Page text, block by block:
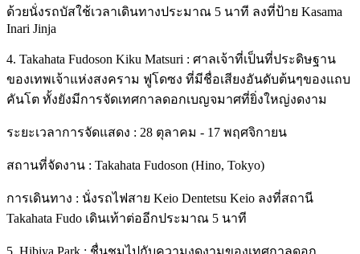
ด้วยนั่งรถบัสใช้เวลาเดินทางประมาณ 5 นาที ลงที่ป้าย Kasama
Inari Jinja
4. Takahata Fudoson Kiku Matsuri : ศาลเจ้าที่เป็นที่ประดิษฐาน
ของเทพเจ้าแห่งสงคราม ฟูโดซง ที่มีชื่อเสียงอันดับต้นๆของแถบ
คันโต ทั้งยังมีการจัดเทศกาลดอกเบญจมาศที่ยิ่งใหญ่งดงาม
ระยะเวลาการจัดแสดง : 28 ตุลาคม - 17 พฤศจิกายน
สถานที่จัดงาน : Takahata Fudoson (Hino, Tokyo)
การเดินทาง : นั่งรถไฟสาย Keio Dentetsu Keio ลงที่สถานี
Takahata Fudo เดินเท้าต่ออีกประมาณ 5 นาที